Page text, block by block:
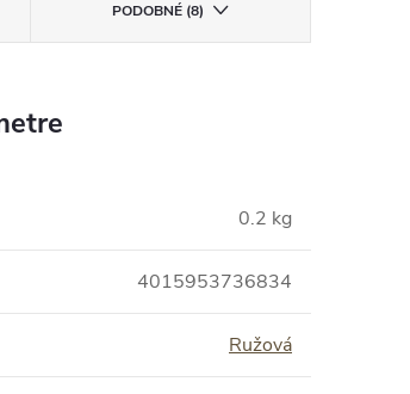
PODOBNÉ (8)
0.2 kg
4015953736834
Ružová